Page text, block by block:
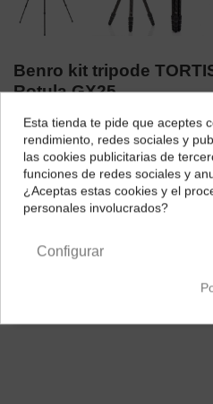
Benro kit tripode
Rotula GX25
Marca: Benro
309,43 €
278,49 € 10% de descuento
Azul
BlancoNegro
¿Dónde deseas
Selecciona tu ubicación
impuestos
Esta tienda te pide que aceptes
rendimiento, redes sociales y
las cookies publicitarias de
funciones de redes sociales y
¿Aceptas estas cookies y el
personales involucrados?
Configurar